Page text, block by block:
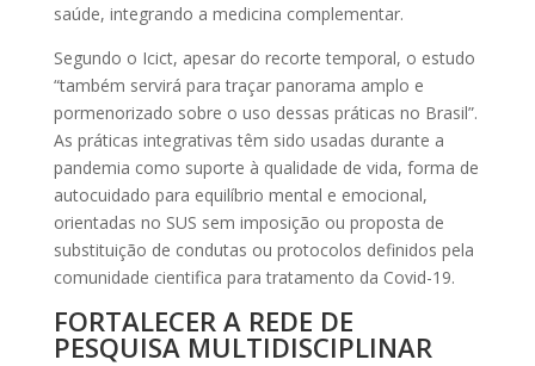
saúde, integrando a medicina complementar.
Segundo o Icict, apesar do recorte temporal, o estudo
“também servirá para traçar panorama amplo e
pormenorizado sobre o uso dessas práticas no Brasil”.
As práticas integrativas têm sido usadas durante a
pandemia como suporte à qualidade de vida, forma de
autocuidado para equilíbrio mental e emocional,
orientadas no SUS sem imposição ou proposta de
substituição de condutas ou protocolos definidos pela
comunidade cientifica para tratamento da Covid-19.
FORTALECER A REDE DE
PESQUISA MULTIDISCIPLINAR